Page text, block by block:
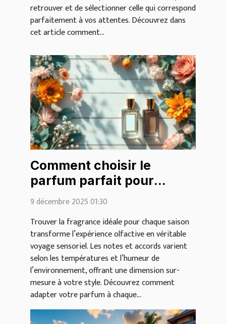
retrouver et de sélectionner celle qui correspond
parfaitement à vos attentes. Découvrez dans
cet article comment...
Comment choisir le
parfum parfait pour
chaque saison ?
9 décembre 2025 01:30
Trouver la fragrance idéale pour chaque saison
transforme l’expérience olfactive en véritable
voyage sensoriel. Les notes et accords varient
selon les températures et l’humeur de
l’environnement, offrant une dimension sur-
mesure à votre style. Découvrez comment
adapter votre parfum à chaque...